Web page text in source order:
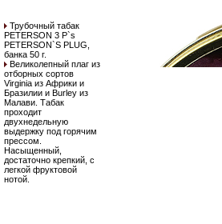
Трубочный табак
PETERSON 3 P`s
PETERSON`S PLUG,
банка 50 г.
Великолепный плаг из
отборных сортов
Virginia из Африки и
Бразилии и Burley из
Малави. Табак
проходит
двухнедельную
выдержку под горячим
прессом.
Насыщенный,
достаточно крепкий, с
легкой фруктовой
нотой.